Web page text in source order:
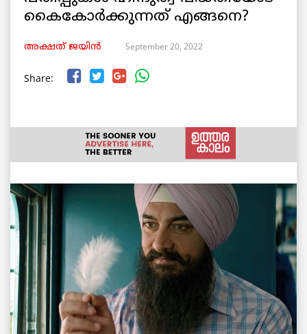
കൈകോർക്കുന്നത് എങ്ങനെ?
അക്ഷത് ജയിൻ September 20, 2022
Share: